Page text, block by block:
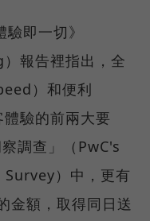
即一切》
報告裡指出，全
）和便利
驗的前兩大要
調查」（PwC's
）中，更有
金額，取得同日送